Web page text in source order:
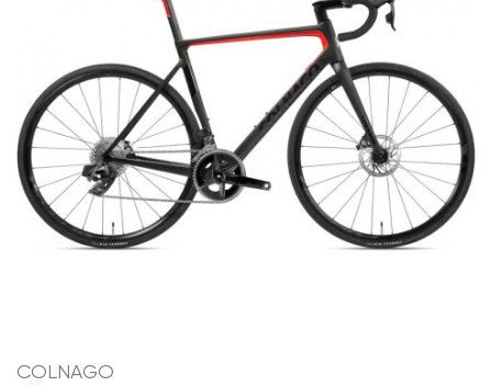
COLNAGO